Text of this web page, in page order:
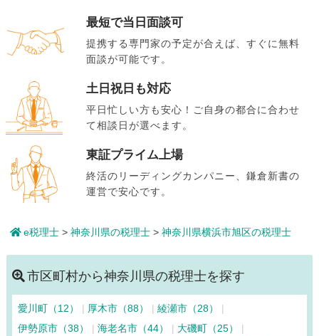
最短で当日面談可
提携する専門家の予定が合えば、すぐに無料
面談が可能です。
土日祝日も対応
平日忙しい方も安心！ご自身の都合に合わせ
て相談日が選べます。
東証プライム上場
終活のリーディングカンパニー、鎌倉新書の
運営で安心です。
e税理士> 神奈川県の税理士> 神奈川県横浜市旭区の税理士
市区町村から神奈川県の税理士を探す
愛川町（12） 厚木市（88）
綾瀬市（28）
伊勢原市（38）
海老名市（44）
大磯町（25）